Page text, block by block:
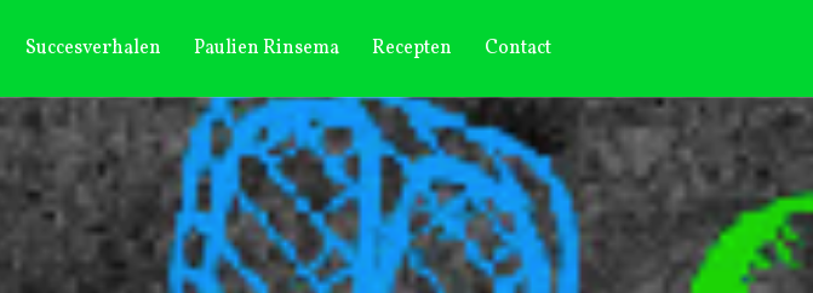
Succesverhalen Paulien Rinsema Recepten Contact